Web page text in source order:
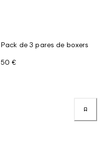
Pack de 3 pares de boxers
50 €